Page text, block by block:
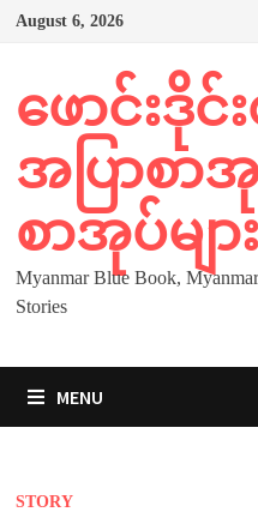
Skip
August 6, 2026
ဖောင်းဒိုင်
အပြာစာ
စာအုပ်များ
Myanmar Blue Book,
Stories
MENU
STORY